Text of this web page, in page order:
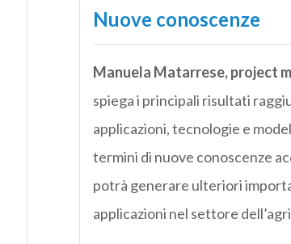
Nuove conoscenze
Manuela Matarrese, project
spiega i principali risultati
applicazioni, tecnologie e
termini di nuove conoscenze
potrà generare ulteriori
applicazioni nel settore